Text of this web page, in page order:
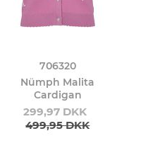
706320
Nümph Malita
Cardigan
299,97 DKK
499,95 DKK